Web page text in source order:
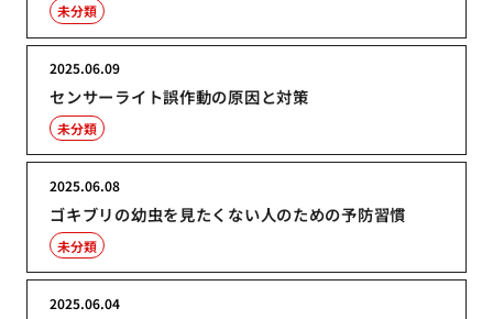
未分類
センサーライト誤作動の原因と対策
2025.06.09
未分類
ゴキブリの幼虫を見たくない人のための予防習慣
2025.06.08
未分類
2025.06.04